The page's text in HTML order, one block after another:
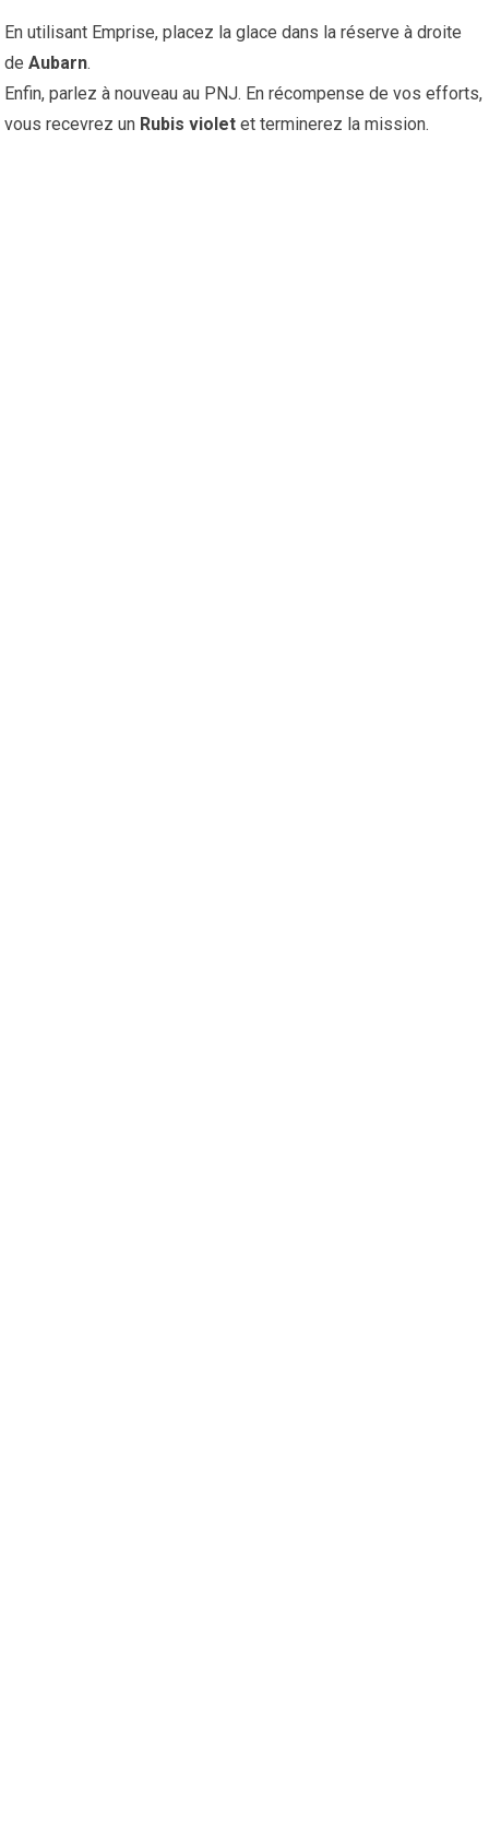
En utilisant Emprise, placez la glace dans la réserve à droite
deAubarn.
Enfin, parlez à nouveau au PNJ. En récompense de vos efforts,
vous recevrez un Rubis violet et terminerez la mission.